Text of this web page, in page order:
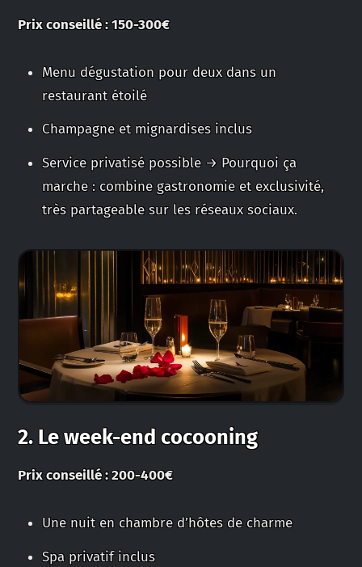
Prix conseillé : 150-300€
Menu dégustation pour deux dans un
restaurant étoilé
Champagne et mignardises inclus
Service privatisé possible → Pourquoi ça
marche : combine gastronomie et exclusivité,
très partageable sur les réseaux sociaux.
2. Le week-end cocooning
Prix conseillé : 200-400€
Une nuit en chambre d’hôtes de charme
Spa privatif inclus